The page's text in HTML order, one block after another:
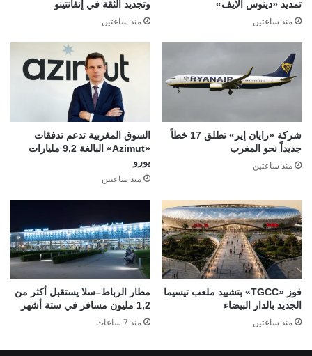
تمديد «دينوس ألايف»
منذ ساعتين
وتجديد الثقة في إنفانتينو
منذ ساعتين
شركة «رايان إير» تطلق 17 خطاً
جديداً نحو المغرب
منذ ساعتين
السوق المغربية تدعم تدفقات
«Azimut» البالغة 9,2 مليارات
يورو
منذ ساعتين
فوز «TGCC» بتشييد ملعب تيسيما
الجديد بالدار البيضاء
منذ ساعتين
مطار الرباط–سلا يستقبل أكثر من
1,2 مليون مسافر في ستة أشهر
منذ 7 ساعات